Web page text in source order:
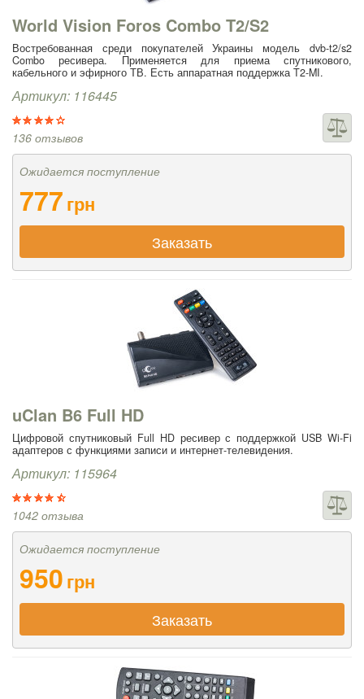
World Vision Foros Combo T2/S2
Востребованная среди покупателей Украины модель dvb-t2/s2
Combo ресивера. Применяется для приема спутникового,
кабельного и эфирного ТВ. Есть аппаратная поддержка T2-MI.
Артикул: 116445
136 отзывов
Ожидается поступление
777грн
Заказать
uClan B6 Full HD
Цифровой спутниковый Full HD ресивер с поддержкой USB Wi-Fi
адаптеров с функциями записи и интернет-телевидения.
Артикул: 115964
1042 отзыва
Ожидается поступление
950грн
Заказать